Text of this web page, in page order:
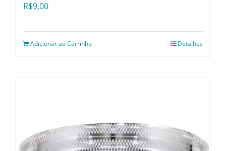
R$9,00
Adicionar ao Carrinho Detalhes